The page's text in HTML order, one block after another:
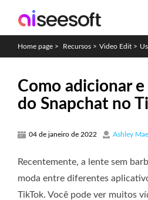
Home page > Recursos > Video Edit >
Como adicionar
do Snapchat no
04 de janeiro de 2022 Ashley Mae
Recentemente, a lente sem
moda entre diferentes
TikTok. Você pode ver muitos